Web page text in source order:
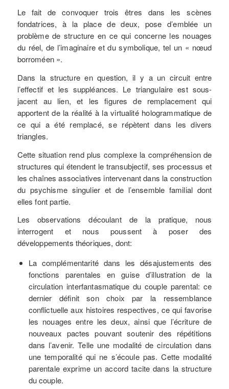
Le fait de convoquer trois êtres dans les scènes
fondatrices, à la place de deux, pose d’emblée un
problème de structure en ce qui concerne les nouages
du réel, de l’imaginaire et du symbolique, tel un « nœud
borroméen ».
Dans la structure en question, il y a un circuit entre
l’effectif et les suppléances. Le triangulaire est sous-
jacent au lien, et les figures de remplacement qui
apportent de la réalité à la virtualité hologrammatique de
ce qui a été remplacé, se répètent dans les divers
triangles.
Cette situation rend plus complexe la compréhension de
structures qui étendent le transubjectif, ses processus et
les chaînes associatives intervenant dans la construction
du psychisme singulier et de l’ensemble familial dont
elles font partie.
Les observations découlant de la pratique, nous
interrogent et nous poussent à poser des
développements théoriques, dont:
La complémentarité dans les désajustements des
fonctions parentales en guise d’illustration de la
circulation interfantasmatique du couple parental: ce
dernier définit son choix par la ressemblance
conflictuelle aux histoires respectives, ce qui favorise
les nouages entre les deux, ainsi que l’écriture de
nouveaux pactes pouvant soutenir des répétitions
dans l’avenir. Telle une modalité de circulation dans
une temporalité qui ne s’écoule pas. Cette modalité
parentale exprime un accord tacite dans la structure
du couple.